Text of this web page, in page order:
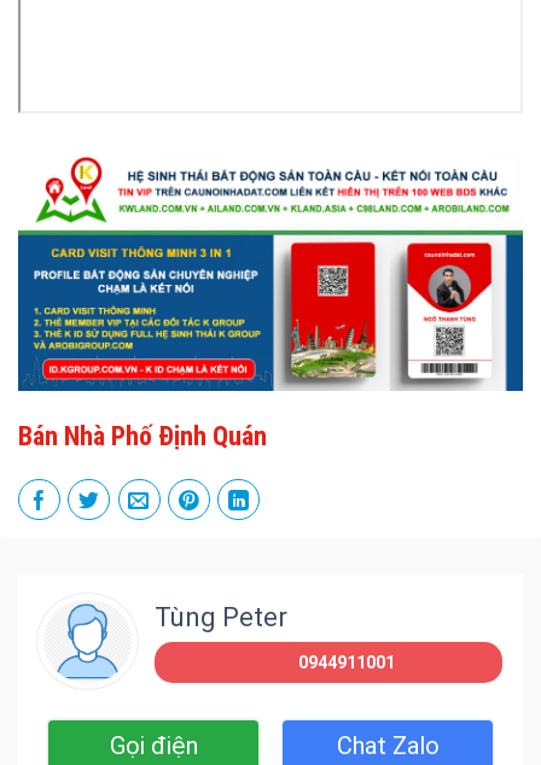
Bán Nhà Phố Định Quán
Tùng Peter
0944911001
Gọi điện Chat Zalo